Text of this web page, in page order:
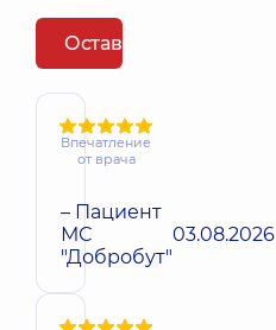
Оставить отзыв
Впечатление
от врача
– Пациент
МС
"Добробут"
03.08.2026